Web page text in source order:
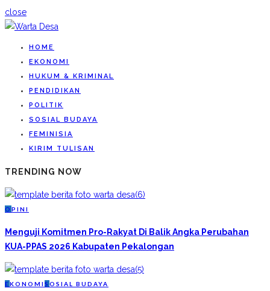
close
HOME
EKONOMI
HUKUM & KRIMINAL
PENDIDIKAN
POLITIK
SOSIAL BUDAYA
FEMINISIA
KIRIM TULISAN
TRENDING NOW
O PINI
Menguji Komitmen Pro-Rakyat Di Balik Angka Perubahan
KUA-PPAS 2026 Kabupaten Pekalongan
EKONOMI S OSIAL BUDAYA